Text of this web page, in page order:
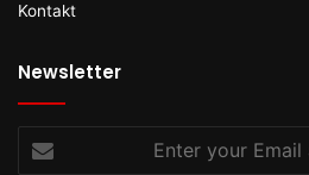
Kontakt
Newsletter
your